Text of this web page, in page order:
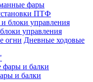
фары
ПТФ
управления
Дневные ходовые
и балки